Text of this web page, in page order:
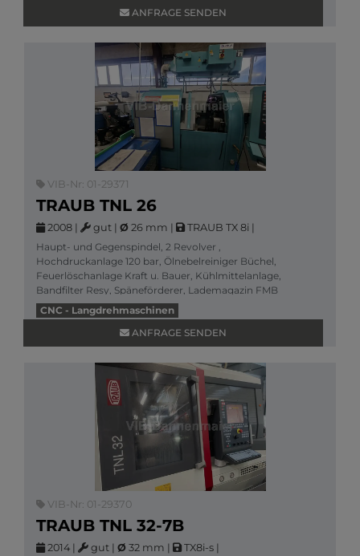
ANFRAGE SENDEN
VIB-Nr: 01-29371
TRAUB TNL 26
2008 | gut | Ø 26 mm | TRAUB TX 8i |
Haupt- und Gegenspindel, 2 Revolver ,
Hochdruckanlage 120 bar, Ölnebelreiniger Büchel,
Feuerlöschanlage Kraft u. Bauer, Kühlmittelanlage,
Bandfilter Resy, Späneförderer, Lademagazin FMB
turbo 3
Mehr Informationen
CNC - Langdrehmaschinen
ANFRAGE SENDEN
VIB-Nr: 01-29370
TRAUB TNL 32-7B
2014 | gut | Ø 32 mm | TX8i-s |